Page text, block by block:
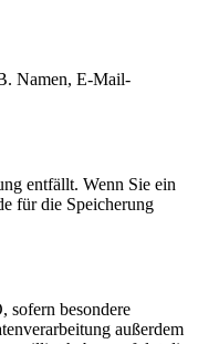
Namen, E-Mail-
entfällt. Wenn Sie ein
für die Speicherung
sofern besondere
außerdem